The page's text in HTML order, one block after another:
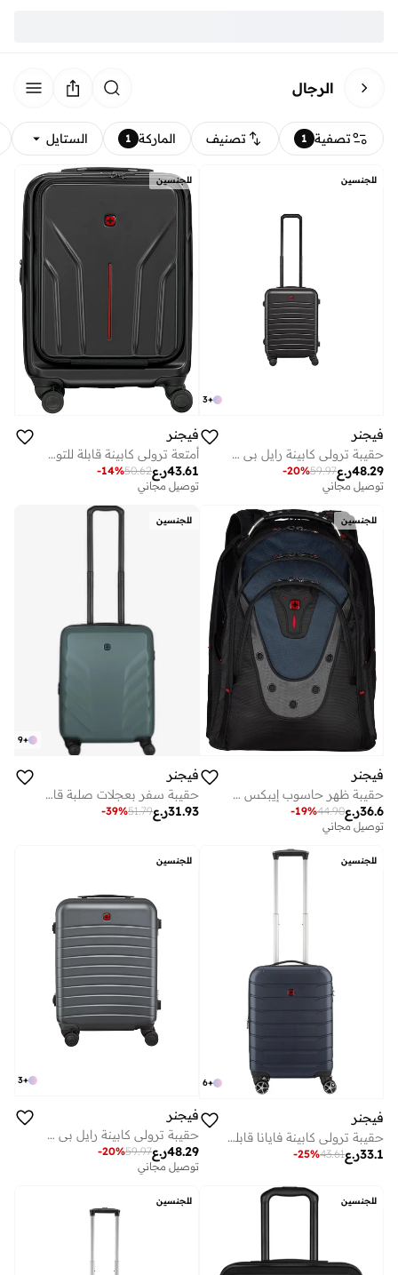
الرجال
تصفية 1 تصنيف الماركة 1 الستايل
للجنسين
+
3
فيجنر
حقيبة ترولي كابينة رايل بي سي صلبة سم سوداء
ر.ع48.29
59.97
-20%
توصيل مجاني
للجنسين
فيجنر
أمتعة ترولي كابينة قابلة للتوسيع من أمبليكس سم أسود
ر.ع43.61
50.62
-14%
توصيل مجاني
للجنسين
فيجنر
حقيبة ظهر حاسوب إيبكس 17 بوصة - أزرق
ر.ع36.6
44.90
-19%
توصيل مجاني
للجنسين
+
9
فيجنر
حقيبة سفر بعجلات صلبة قابلة للتوسيع سم خضراء
ر.ع31.93
51.79
-39%
للجنسين
+
6
فيجنر
حقيبة ترولي كابينة فايانا قابلة للتوسيع 56 سم - أسود/أزرق داكن
ر.ع33.1
43.61
-25%
للجنسين
+
3
فيجنر
حقيبة ترولي كابينة رايل بي سي صلبة 55 سم رمادي
ر.ع48.29
59.97
-20%
توصيل مجاني
للجنسين للجنسين